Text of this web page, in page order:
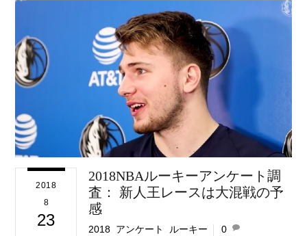
2018
8
23
2018NBAルーキーアンケート調
査： 新人王レースは大混戦の予
感
2018 アンケート ルーキー 0